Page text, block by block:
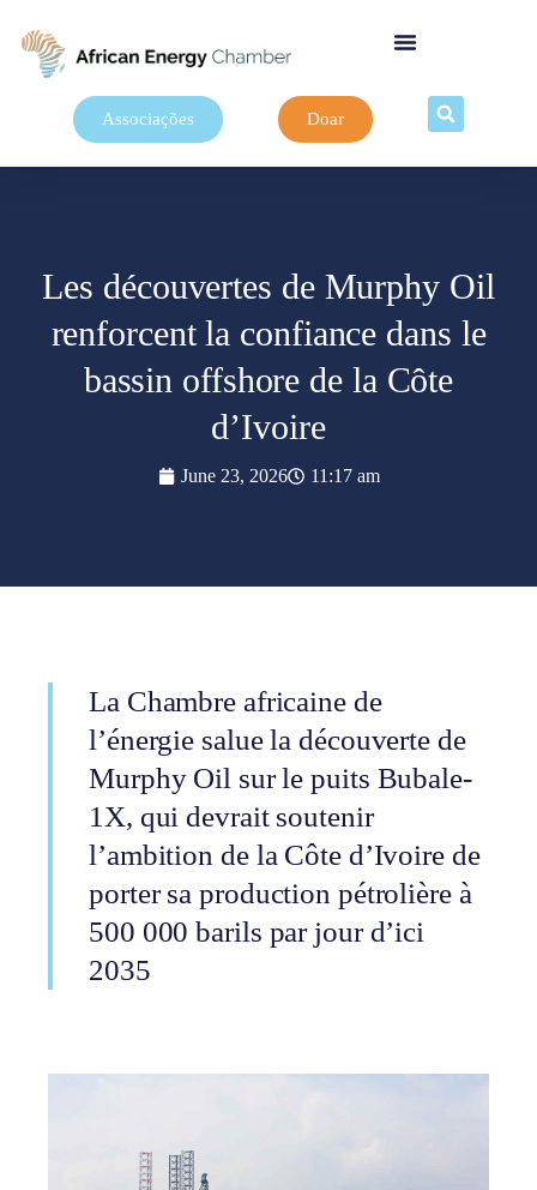
Associações Doar
Les découvertes de Murphy Oil
renforcent la confiance dans le
bassin offshore de la Côte
d’Ivoire
June 23, 2026 11:17 am
La Chambre africaine de
l’énergie salue la découverte de
Murphy Oil sur le puits Bubale-
1X, qui devrait soutenir
l’ambition de la Côte d’Ivoire de
porter sa production pétrolière à
500 000 barils par jour d’ici
2035